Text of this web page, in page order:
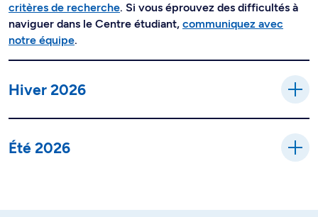
critères de recherche. Si vous éprouvez des difficultés à
naviguer dans le Centre étudiant, communiquez avec
notre équipe.
Hiver 2026
Été 2026